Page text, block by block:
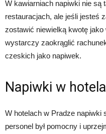
W kawiarniach napiwki nie są
restauracjach, ale jeśli jesteś
zostawić niewielką kwotę
wystarczy zaokrąglić
czeskich jako napiwek.
Napiwki w
W hotelach w Pradze napiwki
personel był pomocny i